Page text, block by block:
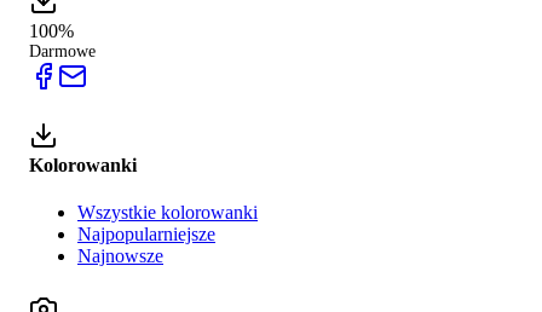
100%
Darmowe
Kolorowanki
Wszystkie kolorowanki
Najpopularniejsze
Najnowsze